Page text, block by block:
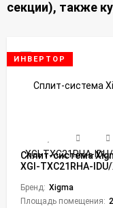
секции), также
ИНВЕРТОР
Сплит-система
XGI-TXC21RHA-
Turbocool Inverter
Бренд: Xigma
Площадь помещения: